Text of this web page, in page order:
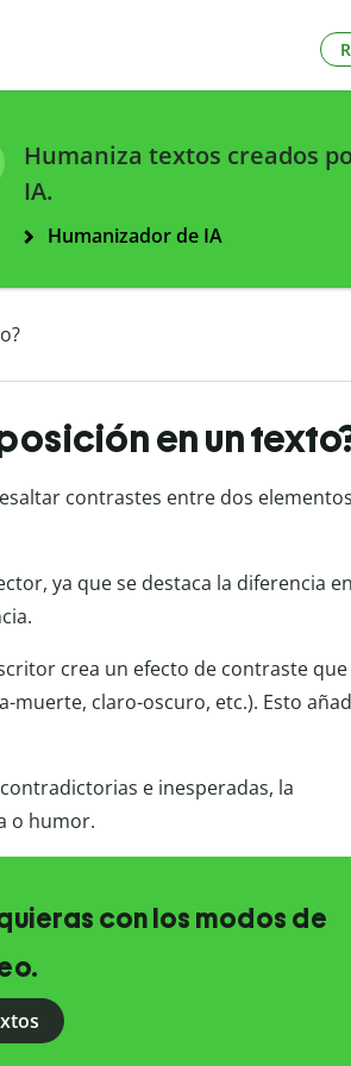
Humaniza textos creados
IA.
Humanizador de IA
en un
contrastes entre dos elementos
ya que se destaca la diferencia
crea un efecto de contraste que
muerte, claro-oscuro, etc.). Esto
e inesperadas, la
o humor.
con los modos de